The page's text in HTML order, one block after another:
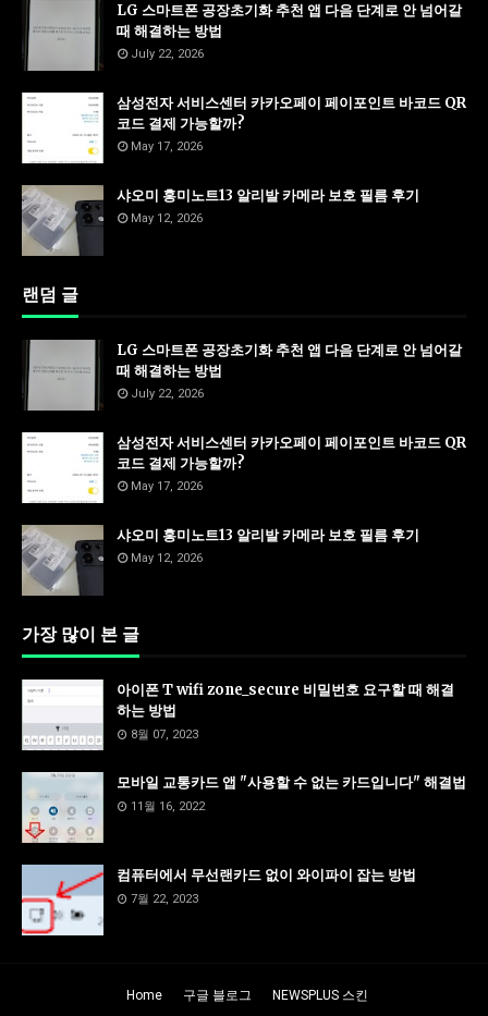
LG 스마트폰 공장초기화 추천 앱 다음 단계로 안 넘어갈
때 해결하는 방법
July 22, 2026
삼성전자 서비스센터 카카오페이 페이포인트 바코드 QR
코드 결제 가능할까?
May 17, 2026
샤오미 홍미노트13 알리발 카메라 보호 필름 후기
May 12, 2026
랜덤 글
LG 스마트폰 공장초기화 추천 앱 다음 단계로 안 넘어갈
때 해결하는 방법
July 22, 2026
삼성전자 서비스센터 카카오페이 페이포인트 바코드 QR
코드 결제 가능할까?
May 17, 2026
샤오미 홍미노트13 알리발 카메라 보호 필름 후기
May 12, 2026
가장 많이 본 글
아이폰 T wifi zone_secure 비밀번호 요구할 때 해결
하는 방법
8월 07, 2023
모바일 교통카드 앱 "사용할 수 없는 카드입니다" 해결법
11월 16, 2022
컴퓨터에서 무선랜카드 없이 와이파이 잡는 방법
7월 22, 2023
Home 구글 블로그 NEWSPLUS 스킨